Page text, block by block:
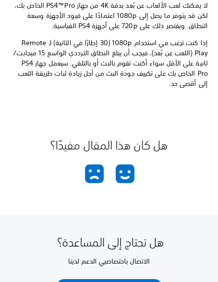
لا يمكنك لعب الألعاب عن بُعد بدقة 4K من جهاز PS4™Pro الخاص بك،
لكن قد يتوفر ما يصل إلى 1080p اعتمادًا على قيود الأجهزة وسعة
النطاق. ويقتصر ذلك على 720p على أجهزة PS4 القياسية.
إذا كنت ترغب في استخدام 1080p ‏(30 إطارًا في الثانية) لـ Remote
Play (اللعب عن بُعد)، فيجب أن يبلغ النطاق الترددي الواسع 15 ميجابت/
ثانية على الأقل سواء أكنت تقوم بالبث أو بالتلقي. سيعمل جهاز PS4
Pro الخاص بك على تكييف جودة البث من أجل زيادة ثبات طريقة اللعب
إلى أقصى حد.
هل كان هذا المقال مفيدًا؟
هل تحتاج إلى المساعدة؟
الاتصال باختصاصيي الدعم لدينا